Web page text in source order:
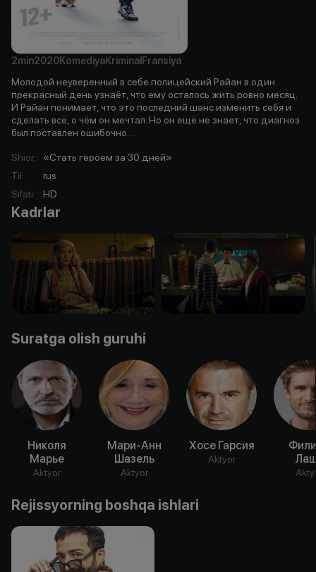
2min2020KomediyaKriminal Fransiya
Молодой неуверенный в себе полицейский Райан в один
прекрасный день узнаёт, что ему осталось жить ровно месяц.
И Райан понимает, что это последний шанс изменить себя и
сделать всё, о чём он мечтал. Но он ещё не знает, что диагноз
был поставлен ошибочно…
Shior:
«Стать героем за 30 дней»
Til:
rus
Sifati: HD
Kadrlar
Suratga olish guruhi
Николя
Марье
Aktyor
Мари-Анн
Шазель
Aktyor
Хосе Гарсия
Aktyor
Rejissyorning boshqa ishlari